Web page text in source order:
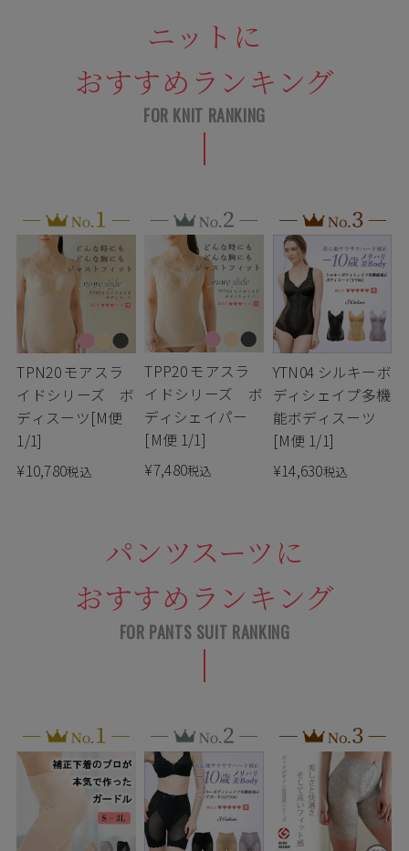
ニットに
おすすめランキング
TPN20 モアスラ
イドシリーズ ボ
ディスーツ[M便
1/1]
¥10,780税込
TPP20 モアスラ
イドシリーズ ボ
ディシェイパー
[M便 1/1]
¥7,480税込
YTN04 シルキーボ
ディシェイプ多機
能ボディスーツ
[M便 1/1]
¥14,630税込
パンツスーツに
おすすめランキング